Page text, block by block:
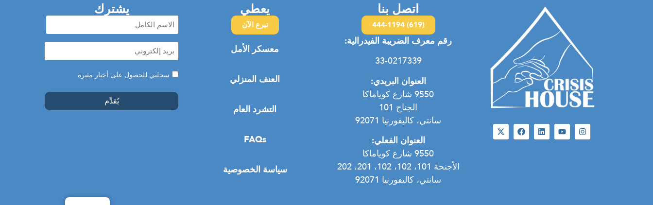
اتصل بنا
(619) 444-1194
رقم معرف الضريبة الفيدرالية:
33-0217339
العنوان البريدي:
9550 شارع كوياماكا
الجناح 101
سانتي، كاليفورنيا 92071
العنوان الفعلي:
9550 شارع كوياماكا
الأجنحة 101، 102، 102، 201، 202
سانتي، كاليفورنيا 92071
يعطي
تبرع الآن
معسكر الأمل
العنف المنزلي
التشرد العام
FAQs
سياسة الخصوصية
يشترك
الاسم
الكامل
(مطلوب)بريد
إلكتروني
(مطلوب)
موافقة
سجلني للحصول على أخبار مثيرة